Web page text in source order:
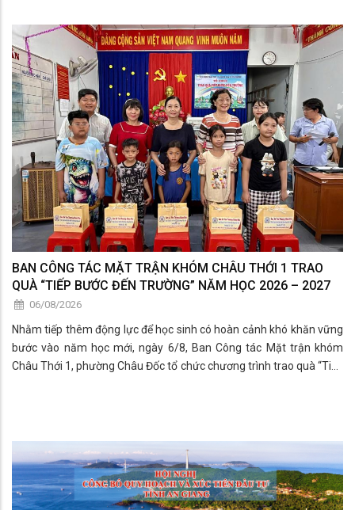
BAN CÔNG TÁC MẶT TRẬN KHÓM CHÂU THỚI 1 TRAO
QUÀ “TIẾP BƯỚC ĐẾN TRƯỜNG” NĂM HỌC 2026 – 2027
06/08/2026
Nhằm tiếp thêm động lực để học sinh có hoàn cảnh khó khăn vững
bước vào năm học mới, ngày 6/8, Ban Công tác Mặt trận khóm
Châu Thới 1, phường Châu Đốc tổ chức chương trình trao quà “Tiếp